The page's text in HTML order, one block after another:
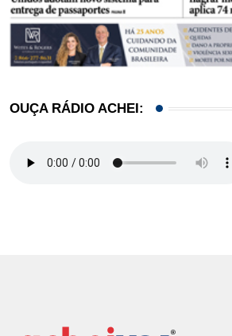
OUÇA RÁDIO ACHEI: